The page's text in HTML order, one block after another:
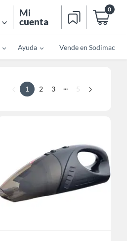
Mi
cuenta
0
Ayuda Vende en Sodimac
1 2 3 ... 5